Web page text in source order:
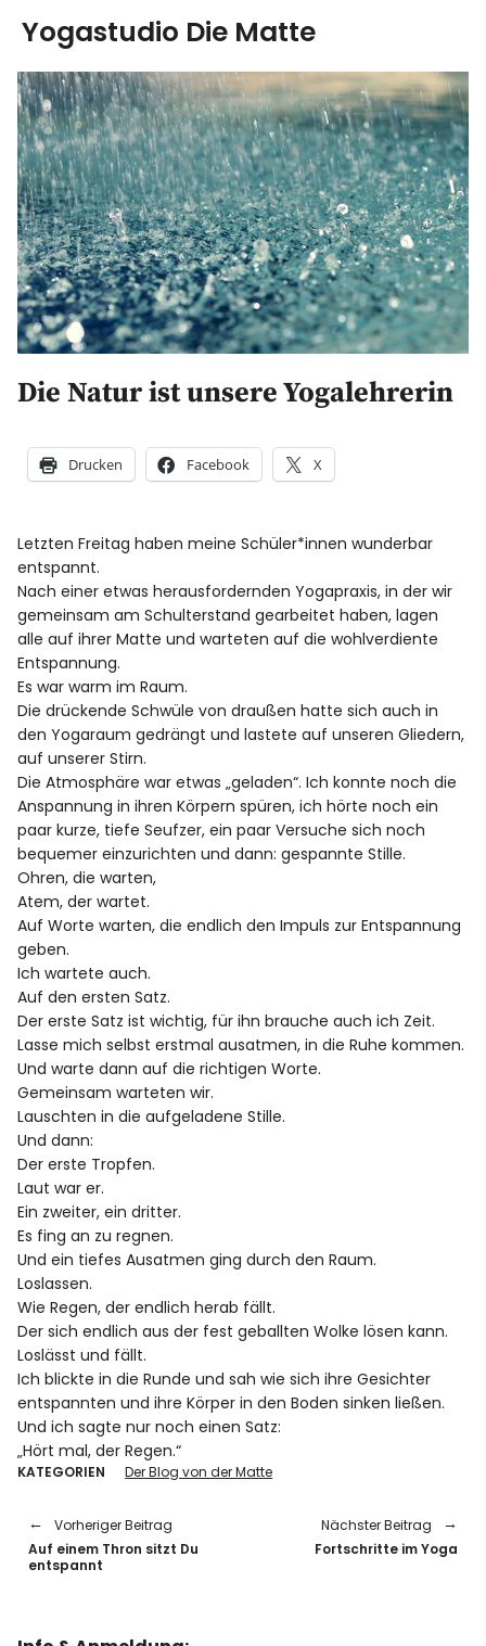
Yogastudio Die Matte
Yoga
Ausbildung
Kurse & Workshops
über uns
Energiearbeit
AGB
Blog
InstagramFacebookYouTube
Die Natur ist unsere Yogalehrerin
Drucken Facebook X
Letzten Freitag haben meine Schüler*innen wunderbar
entspannt.
Nach einer etwas herausfordernden Yogapraxis, in der wir
gemeinsam am Schulterstand gearbeitet haben, lagen
alle auf ihrer Matte und warteten auf die wohlverdiente
Entspannung.
Es war warm im Raum.
Die drückende Schwüle von draußen hatte sich auch in
den Yogaraum gedrängt und lastete auf unseren Gliedern,
auf unserer Stirn.
Die Atmosphäre war etwas „geladen“. Ich konnte noch die
Anspannung in ihren Körpern spüren, ich hörte noch ein
paar kurze, tiefe Seufzer, ein paar Versuche sich noch
bequemer einzurichten und dann: gespannte Stille.
Ohren, die warten,
Atem, der wartet.
Auf Worte warten, die endlich den Impuls zur Entspannung
geben.
Ich wartete auch.
Auf den ersten Satz.
Der erste Satz ist wichtig, für ihn brauche auch ich Zeit.
Lasse mich selbst erstmal ausatmen, in die Ruhe kommen.
Und warte dann auf die richtigen Worte.
Gemeinsam warteten wir.
Lauschten in die aufgeladene Stille.
Und dann:
Der erste Tropfen.
Laut war er.
Ein zweiter, ein dritter.
Es fing an zu regnen.
Und ein tiefes Ausatmen ging durch den Raum.
Loslassen.
Wie Regen, der endlich herab fällt.
Der sich endlich aus der fest geballten Wolke lösen kann.
Loslässt und fällt.
Ich blickte in die Runde und sah wie sich ihre Gesichter
entspannten und ihre Körper in den Boden sinken ließen.
Und ich sagte nur noch einen Satz:
„Hört mal, der Regen.“
KATEGORIEN Der Blog von der Matte
Vorheriger Beitrag
Auf einem Thron sitzt Du
entspannt
Nächster Beitrag
Fortschritte im Yoga